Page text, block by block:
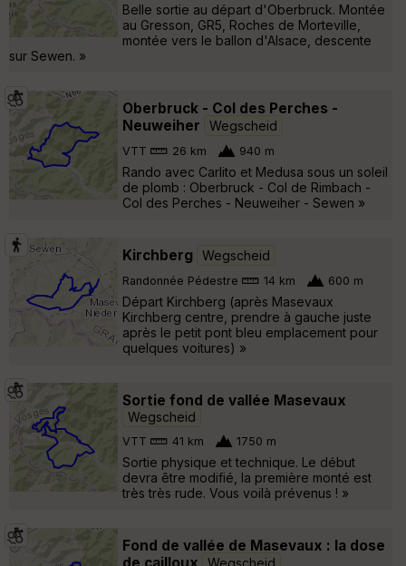
Belle sortie au départ d'Oberbruck. Montée
au Gresson, GR5, Roches de Morteville,
montée vers le ballon d'Alsace, descente
sur Sewen. »
Oberbruck - Col des Perches -
Neuweiher
Wegscheid
VTT 26 km 940 m
Rando avec Carlito et Medusa sous un soleil
de plomb : Oberbruck - Col de Rimbach -
Col des Perches - Neuweiher - Sewen »
Kirchberg Wegscheid
Randonnée Pédestre 14 km 600 m
Départ Kirchberg (après Masevaux
Kirchberg centre, prendre à gauche juste
après le petit pont bleu emplacement pour
quelques voitures) »
Sortie fond de vallée Masevaux
Wegscheid
VTT 41 km 1750 m
Sortie physique et technique. Le début
devra être modifié, la première monté est
très très rude. Vous voilà prévenus ! »
Fond de vallée de Masevaux : la dose
Wegscheid